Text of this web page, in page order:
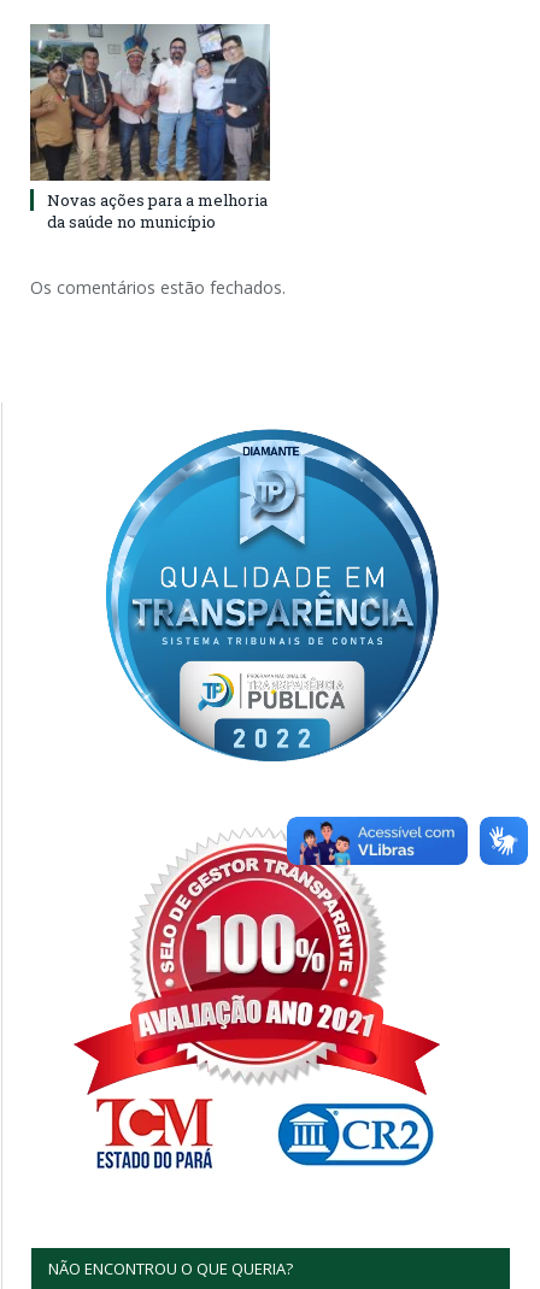
Novas ações para a melhoria
da saúde no município
Os comentários estão fechados.
NÃO ENCONTROU O QUE QUERIA?